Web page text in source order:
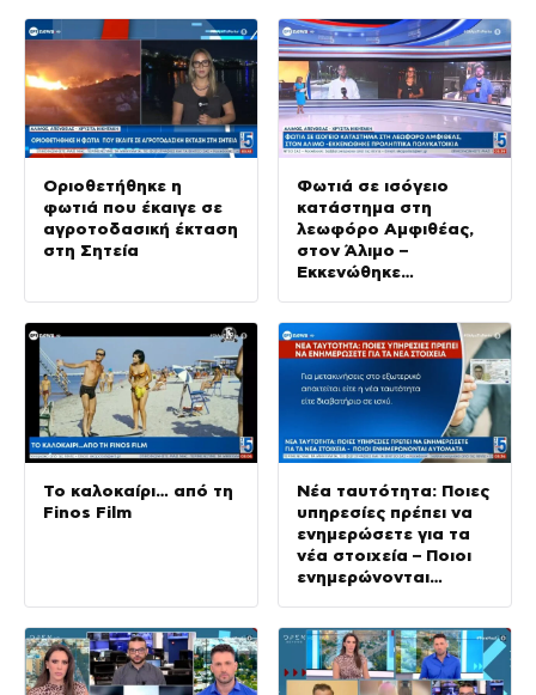
Οριοθετήθηκε η
φωτιά που έκαιγε σε
αγροτοδασική έκταση
στη Σητεία
Φωτιά σε ισόγειο
κατάστημα στη
λεωφόρο Αμφιθέας,
στον Άλιμο –
Εκκενώθηκε
Το καλοκαίρι… από τη
Finos Film
Νέα ταυτότητα: Ποιες
υπηρεσίες πρέπει να
ενημερώσετε για τα
νέα στοιχεία – Ποιοι
ενημερώνονται